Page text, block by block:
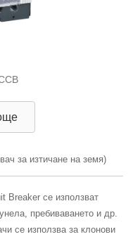
за изтичане на земя)
Breaker се използват
пребиваването и др.
се използва за клонови